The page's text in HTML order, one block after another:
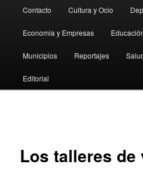
Contacto Cultura y Ocio
Economia y Empresas
Municipios Reportajes
Editorial
Los talleres de